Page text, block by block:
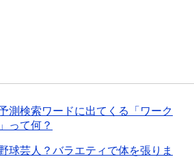
測検索ワードに出てくる「ワーク
って何？
球芸人？バラエティで体を張りま